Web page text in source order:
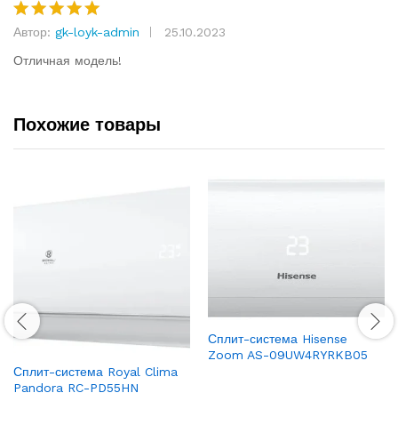
Rated5
out of 5
Автор: gk-loyk-admin
25.10.2023
Отличная модель!
Похожие товары
Сплит-система Royal Clima
Pandora RC-PD55HN
Сплит-система Hisense
Zoom AS-09UW4RYRKB05